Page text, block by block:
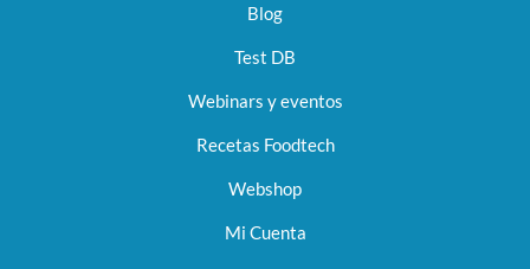
Blog
Test DB
Webinars y eventos
Recetas Foodtech
Webshop
Mi Cuenta